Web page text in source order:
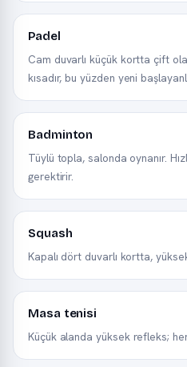
Padel
Cam duvarlı küçük kortta çift
kısadır, bu yüzden yeni
Badminton
Tüylü topla, salonda oynanır.
gerektirir.
Squash
Kapalı dört duvarlı kortta,
Masa tenisi
Küçük alanda yüksek refleks;